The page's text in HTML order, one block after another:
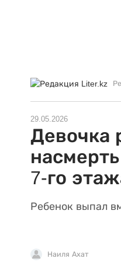
29.05.2026
Девочка
7-го
Ребенок выпал
Наиля Ахат